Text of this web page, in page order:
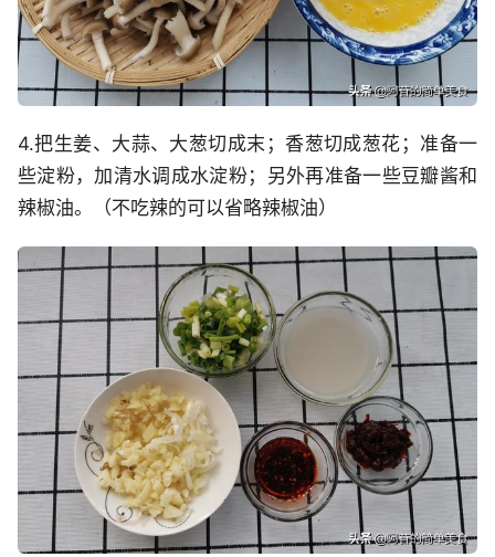
4.把生姜、大蒜、大葱切成末；香葱切成葱花；准备一
些淀粉，加清水调成水淀粉；另外再准备一些豆瓣酱和
辣椒油。（不吃辣的可以省略辣椒油）